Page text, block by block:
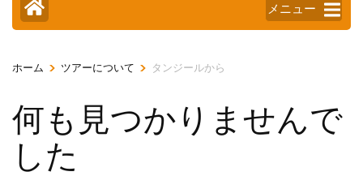
(Enter
メニュー
ホーム > ツアーについて > タンジールから
何も見つかりませんで
した